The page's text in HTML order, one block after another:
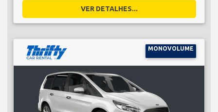
VER DETALHES...
MONOVOLUME